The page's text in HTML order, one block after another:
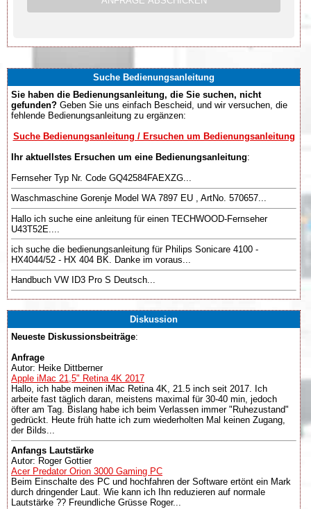
Suche Bedienungsanleitung
Sie haben die Bedienungsanleitung, die Sie suchen, nicht
gefunden? Geben Sie uns einfach Bescheid, und wir versuchen, die
fehlende Bedienungsanleitung zu ergänzen:
Suche Bedienungsanleitung / Ersuchen um Bedienungsanleitung
Ihr aktuellstes Ersuchen um eine Bedienungsanleitung:
Fernseher Typ Nr. Code GQ42584FAEXZG...
Waschmaschine Gorenje Model WA 7897 EU , ArtNo. 570657...
Hallo ich suche eine anleitung für einen TECHWOOD-Fernseher
U43T52E....
ich suche die bedienungsanleitung für Philips Sonicare 4100 -
HX4044/52 - HX 404 BK. Danke im voraus...
Handbuch VW ID3 Pro S Deutsch...
Diskussion
Neueste Diskussionsbeiträge:
Anfrage
Autor: Heike Dittberner
Apple iMac 21,5" Retina 4K 2017
Hallo, ich habe meinen iMac Retina 4K, 21.5 inch seit 2017. Ich
arbeite fast täglich daran, meistens maximal für 30-40 min, jedoch
öfter am Tag. Bislang habe ich beim Verlassen immer "Ruhezustand"
gedrückt. Heute früh hatte ich zum wiederholten Mal keinen Zugang,
der Bilds...
Anfangs Lautstärke
Autor: Roger Gottier
Acer Predator Orion 3000 Gaming PC
Beim Einschalte des PC und hochfahren der Software ertönt ein Mark
durch dringender Laut. Wie kann ich Ihn reduzieren auf normale
Lautstärke ?? Freundliche Grüsse Roger...